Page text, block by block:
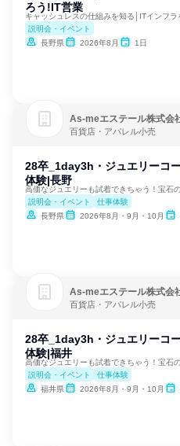
ろう!IT営業
キャッシュレスの仕組みを知る│ITインフ
説明会・イベント
長野県
2026年8月 1日
As‐meエステール株式会
百貨店・アパレル小売
28卒_1day3h・ジュエリーコ
体験|長野
高価なジュエリーも試着できちゃう！宝石
説明会・イベント
仕事体験
長野県
2026年8月・9月・10月
As‐meエステール株式会
百貨店・アパレル小売
28卒_1day3h・ジュエリーコ
体験|福井
高価なジュエリーも試着できちゃう！宝石
説明会・イベント
仕事体験
福井県
2026年8月・9月・10月